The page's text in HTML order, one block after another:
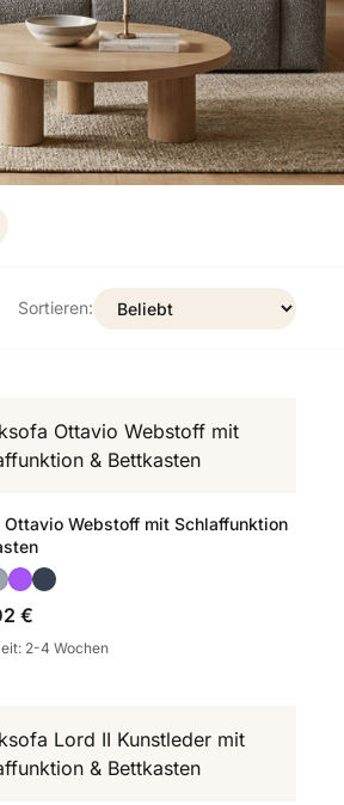
Sortieren:
Ottavio Webstoff mit Schlaffunktion
€
2-4 Wochen